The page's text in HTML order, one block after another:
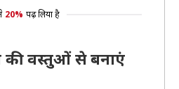
20% पढ़ लिया है
वस्तुओं से बनाएं